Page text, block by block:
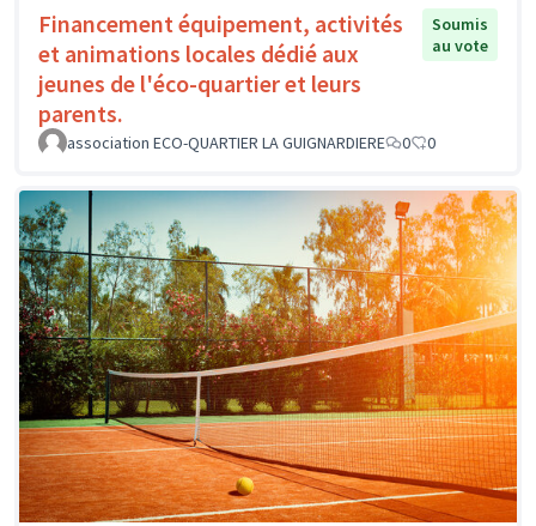
Financement équipement, activités
et animations locales dédié aux
jeunes de l'éco-quartier et leurs
parents.
Soumis
au vote
association ECO-QUARTIER LA GUIGNARDIERE 0 0